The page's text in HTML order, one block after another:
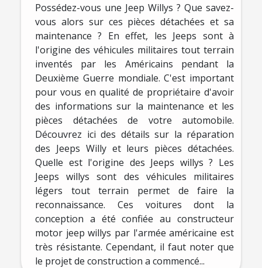
Possédez-vous une Jeep Willys ? Que savez-
vous alors sur ces pièces détachées et sa
maintenance ? En effet, les Jeeps sont à
l'origine des véhicules militaires tout terrain
inventés par les Américains pendant la
Deuxième Guerre mondiale. C'est important
pour vous en qualité de propriétaire d'avoir
des informations sur la maintenance et les
pièces détachées de votre automobile.
Découvrez ici des détails sur la réparation
des Jeeps Willy et leurs pièces détachées.
Quelle est l'origine des Jeeps willys ? Les
Jeeps willys sont des véhicules militaires
légers tout terrain permet de faire la
reconnaissance. Ces voitures dont la
conception a été confiée au constructeur
motor jeep willys par l'armée américaine est
très résistante. Cependant, il faut noter que
le projet de construction a commencé...